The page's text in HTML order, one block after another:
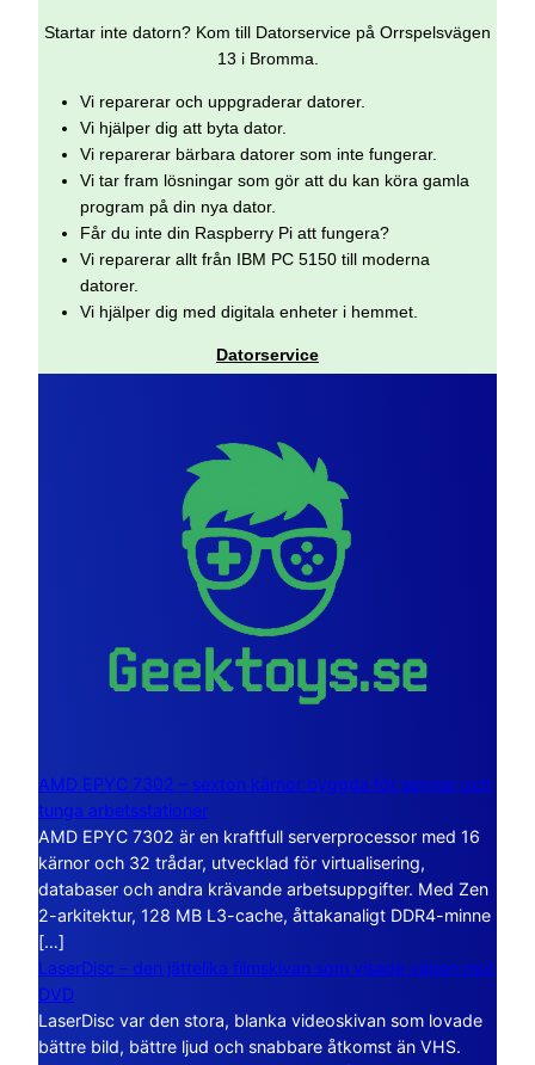
Startar inte datorn? Kom till Datorservice på Orrspelsvägen
13 i Bromma.
Vi reparerar och uppgraderar datorer.
Vi hjälper dig att byta dator.
Vi reparerar bärbara datorer som inte fungerar.
Vi tar fram lösningar som gör att du kan köra gamla
program på din nya dator.
Får du inte din Raspberry Pi att fungera?
Vi reparerar allt från IBM PC 5150 till moderna
datorer.
Vi hjälper dig med digitala enheter i hemmet.
Datorservice
AMD EPYC 7302 – sexton kärnor byggda för servrar och
tunga arbetsstationer
AMD EPYC 7302 är en kraftfull serverprocessor med 16
kärnor och 32 trådar, utvecklad för virtualisering,
databaser och andra krävande arbetsuppgifter. Med Zen
2-arkitektur, 128 MB L3-cache, åttakanaligt DDR4-minne
[…]
LaserDisc – den jättelika filmskivan som visade vägen mot
DVD
LaserDisc var den stora, blanka videoskivan som lovade
bättre bild, bättre ljud och snabbare åtkomst än VHS.